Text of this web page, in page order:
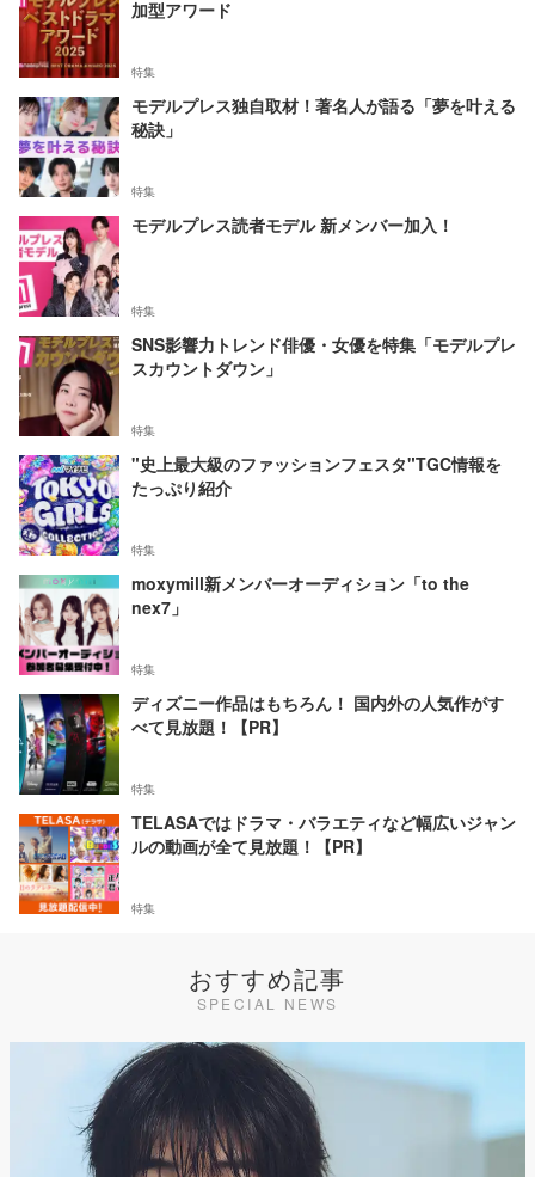
加型アワード
特集
モデルプレス独自取材！著名人が語る「夢を叶える
秘訣」
特集
モデルプレス読者モデル 新メンバー加入！
特集
SNS影響力トレンド俳優・女優を特集「モデルプレ
スカウントダウン」
特集
"史上最大級のファッションフェスタ"TGC情報を
たっぷり紹介
特集
moxymill新メンバーオーディション「to the
nex7」
特集
ディズニー作品はもちろん！ 国内外の人気作がす
べて見放題！【PR】
特集
TELASAではドラマ・バラエティなど幅広いジャン
ルの動画が全て見放題！【PR】
特集
おすすめ記事
SPECIAL NEWS